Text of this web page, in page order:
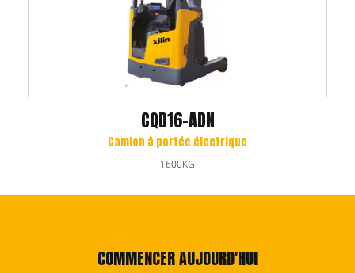
CQD16-ADN
Camion à portée électrique
COMMENCER AUJOURD'HUI